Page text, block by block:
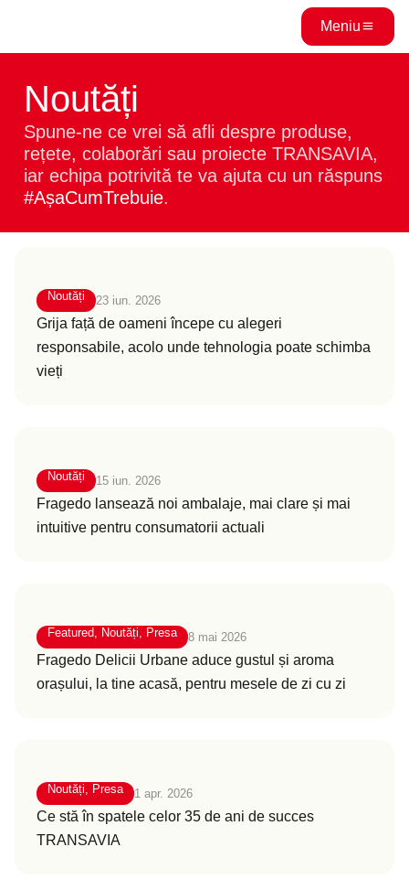
Meniu
Noutăți
Spune-ne ce vrei să afli despre produse,
rețete, colaborări sau proiecte TRANSAVIA,
iar echipa potrivită te va ajuta cu un răspuns
#AșaCumTrebuie.
Noutăți 23 iun. 2026
Grija față de oameni începe cu alegeri
responsabile, acolo unde tehnologia poate schimba
vieți
Noutăți 15 iun. 2026
Fragedo lansează noi ambalaje, mai clare și mai
intuitive pentru consumatorii actuali
Featured, Noutăți, Presa 8 mai 2026
Fragedo Delicii Urbane aduce gustul și aroma
orașului, la tine acasă, pentru mesele de zi cu zi
Noutăți, Presa 1 apr. 2026
Ce stă în spatele celor 35 de ani de succes
TRANSAVIA